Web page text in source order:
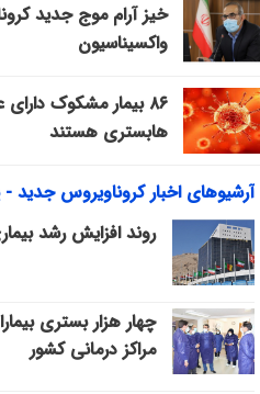
خیز آرام موج جدید
واکسیناسیون
هابستری هستند
آرشیوهای اخبار کروناویروس جدید
روند افزایش رشد بیماری و
مراکز درمانی کشور